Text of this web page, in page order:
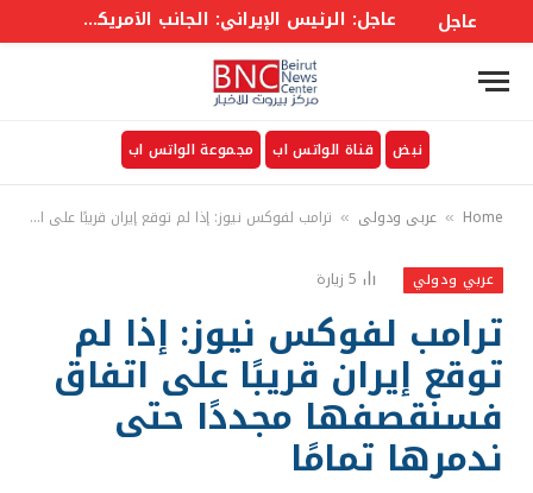
عاجل عاجل: الرئيس الإيراني: الجانب الأمريكي خالف بند مضيق هرمز في مذكرة التفاهم ونحن بدورنا رددنا عليهم
نبض قناة الواتس اب مجموعة الواتس اب
Home
» عربي ودولي » ترامب لفوكس نيوز: إذا لم توقع إيران قريبًا على اتفاق فسنقصفها مجددًا حتى ندمرها تمامًا
عربي ودولي 5 زيارة
ترامب لفوكس نيوز: إذا لم
توقع إيران قريبًا على اتفاق
فسنقصفها مجددًا حتى
ندمرها تمامًا